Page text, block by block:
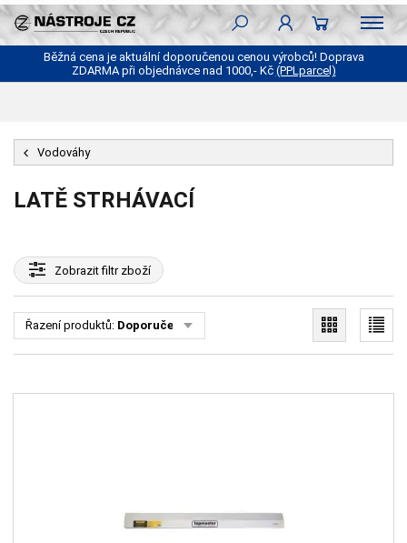
Běžná cena je aktuální doporučenou cenou výrobců! Doprava
ZDARMA při objednávce nad 1000,- Kč (PPLparcel)
Vodováhy
LATĚ STRHÁVACÍ
Zobrazitfiltr zboží
Řazení produktů: Doporučené